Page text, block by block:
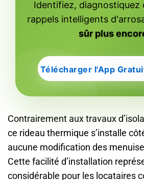
Identifiez, diagnostiquez
rappels intelligents
sûr plus
Télécharger l'App
Contrairement aux travaux
ce rideau thermique s’installe
aucune modification des
Cette facilité d’installation
considérable pour les locataires